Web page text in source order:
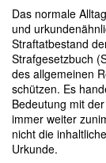
Das normale
und
Straftatbestand
Strafgesetzbuch
des allgemeinen
schützen. Es
Bedeutung mit
immer weiter
nicht die
Urkunde.